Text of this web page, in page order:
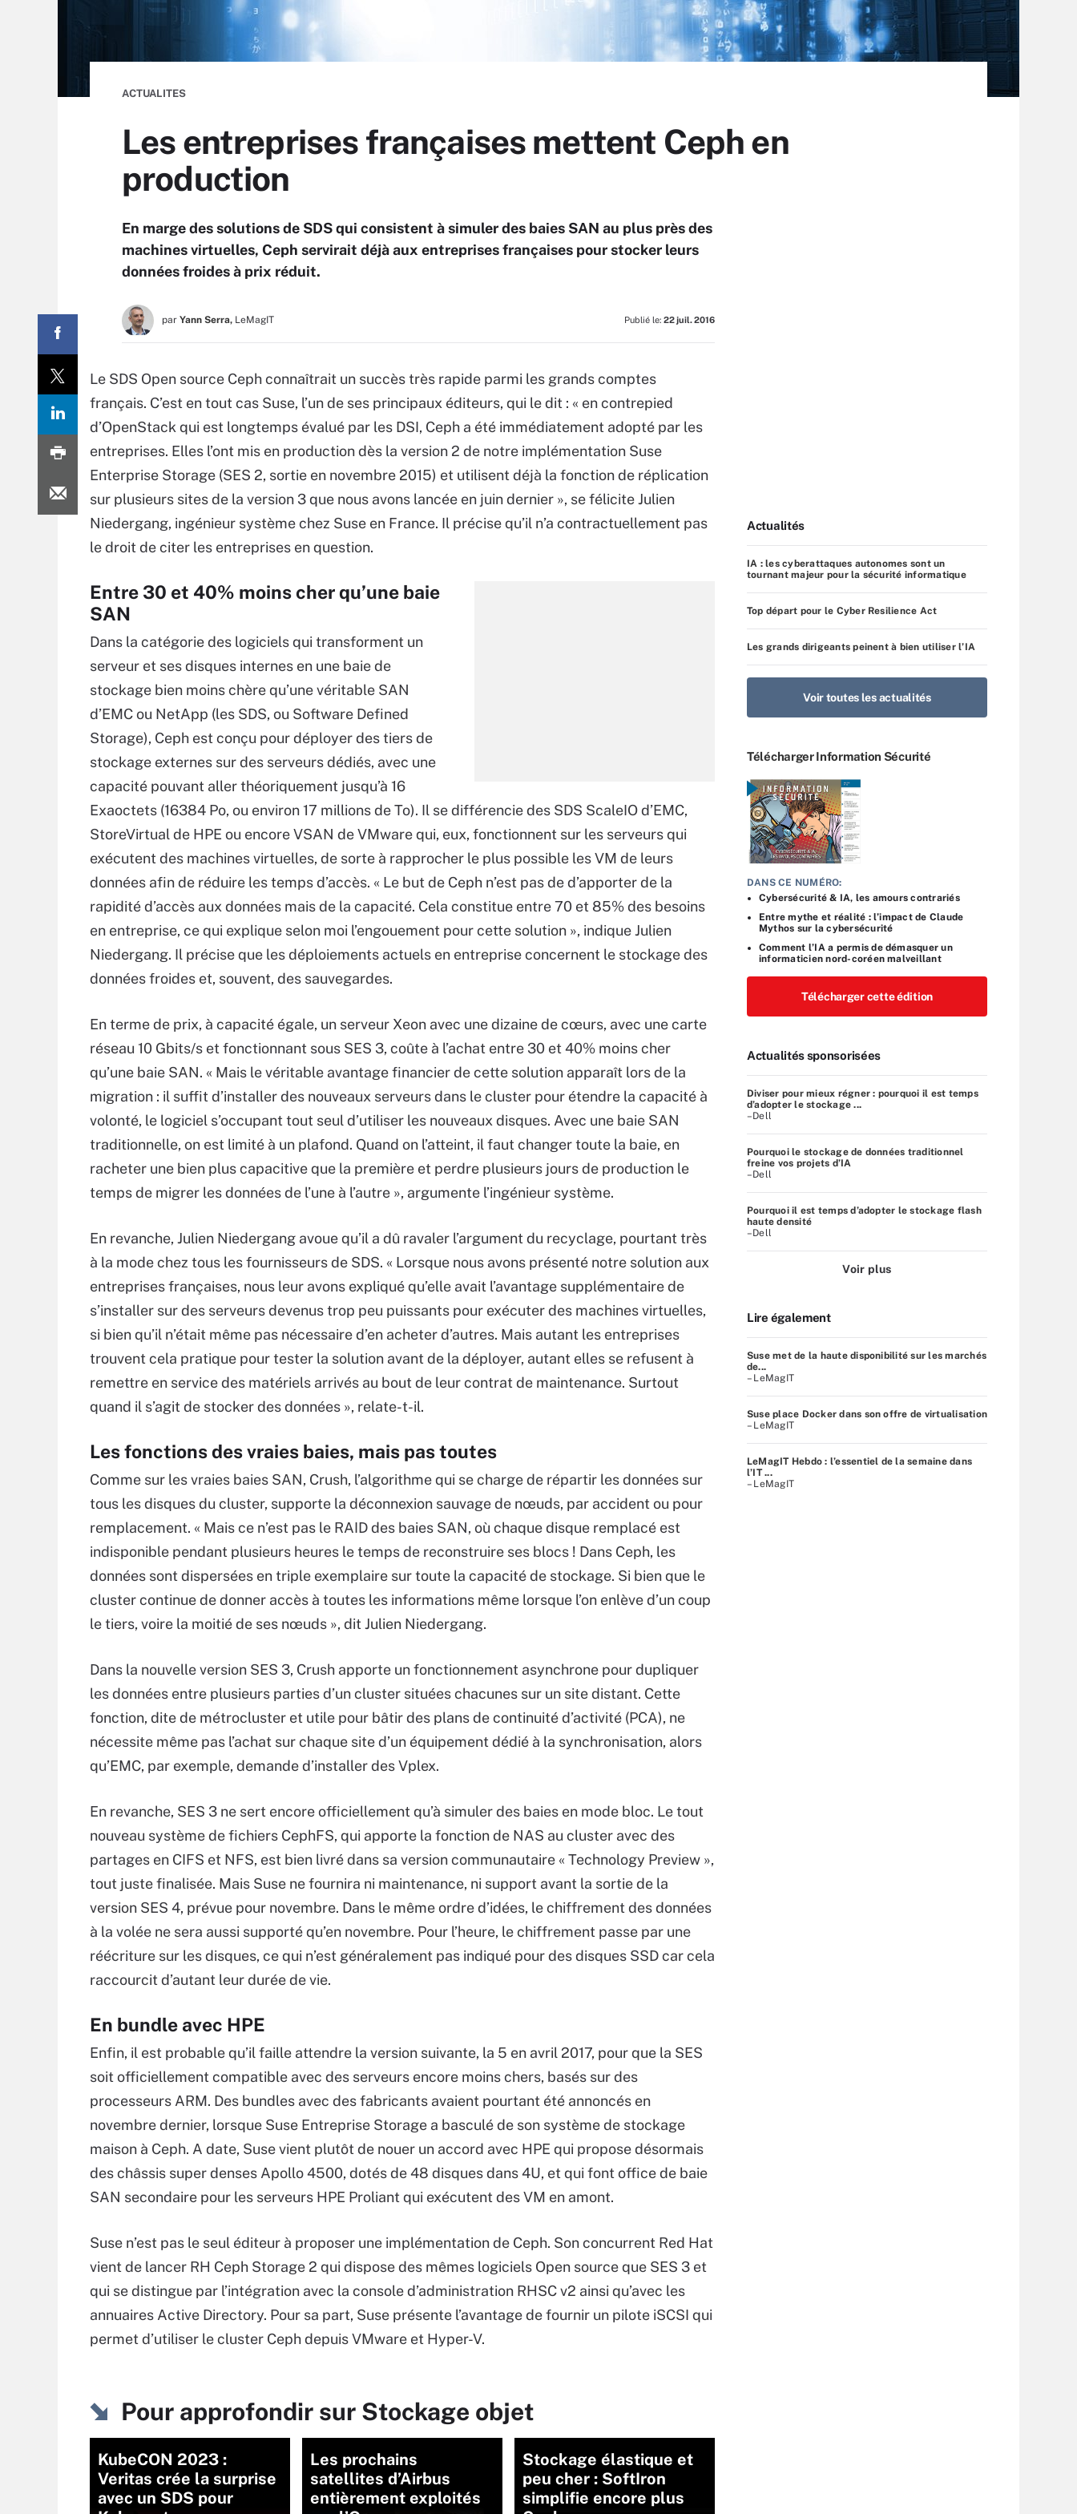
ACTUALITES
Les entreprises françaises mettent Ceph en
production
En marge des solutions de SDS qui consistent à simuler des baies SAN au plus près des
machines virtuelles, Ceph servirait déjà aux entreprises françaises pour stocker leurs
données froides à prix réduit.
par Yann Serra, LeMagIT Publié le: 22 juil. 2016
Le SDS Open source Ceph connaîtrait un succès très rapide parmi les grands comptes
français. C’est en tout cas Suse, l’un de ses principaux éditeurs, qui le dit : « en contrepied
d’OpenStack qui est longtemps évalué par les DSI, Ceph a été immédiatement adopté par les
entreprises. Elles l’ont mis en production dès la version 2 de notre implémentation Suse
Enterprise Storage (SES 2, sortie en novembre 2015) et utilisent déjà la fonction de réplication
sur plusieurs sites de la version 3 que nous avons lancée en juin dernier », se félicite Julien
Niedergang, ingénieur système chez Suse en France. Il précise qu’il n’a contractuellement pas
le droit de citer les entreprises en question.
Entre 30 et 40% moins cher qu’une baie
SAN
Dans la catégorie des logiciels qui transforment un
serveur et ses disques internes en une baie de
stockage bien moins chère qu’une véritable SAN
d’EMC ou NetApp (les SDS, ou Software Defined
Storage), Ceph est conçu pour déployer des tiers de
stockage externes sur des serveurs dédiés, avec une
capacité pouvant aller théoriquement jusqu’à 16
Exaoctets (16384 Po, ou environ 17 millions de To). Il se différencie des SDS ScaleIO d’EMC,
StoreVirtual de HPE ou encore VSAN de VMware qui, eux, fonctionnent sur les serveurs qui
exécutent des machines virtuelles, de sorte à rapprocher le plus possible les VM de leurs
données afin de réduire les temps d’accès. « Le but de Ceph n’est pas de d’apporter de la
rapidité d’accès aux données mais de la capacité. Cela constitue entre 70 et 85% des besoins
en entreprise, ce qui explique selon moi l’engouement pour cette solution », indique Julien
Niedergang. Il précise que les déploiements actuels en entreprise concernent le stockage des
données froides et, souvent, des sauvegardes.
En terme de prix, à capacité égale, un serveur Xeon avec une dizaine de cœurs, avec une carte
réseau 10 Gbits/s et fonctionnant sous SES 3, coûte à l’achat entre 30 et 40% moins cher
qu’une baie SAN. « Mais le véritable avantage financier de cette solution apparaît lors de la
migration : il suffit d’installer des nouveaux serveurs dans le cluster pour étendre la capacité à
volonté, le logiciel s’occupant tout seul d’utiliser les nouveaux disques. Avec une baie SAN
traditionnelle, on est limité à un plafond. Quand on l’atteint, il faut changer toute la baie, en
racheter une bien plus capacitive que la première et perdre plusieurs jours de production le
temps de migrer les données de l’une à l’autre », argumente l’ingénieur système.
En revanche, Julien Niedergang avoue qu’il a dû ravaler l’argument du recyclage, pourtant très
à la mode chez tous les fournisseurs de SDS. « Lorsque nous avons présenté notre solution aux
entreprises françaises, nous leur avons expliqué qu’elle avait l’avantage supplémentaire de
s’installer sur des serveurs devenus trop peu puissants pour exécuter des machines virtuelles,
si bien qu’il n’était même pas nécessaire d’en acheter d’autres. Mais autant les entreprises
trouvent cela pratique pour tester la solution avant de la déployer, autant elles se refusent à
remettre en service des matériels arrivés au bout de leur contrat de maintenance. Surtout
quand il s’agit de stocker des données », relate-t-il.
Les fonctions des vraies baies, mais pas toutes
Comme sur les vraies baies SAN, Crush, l’algorithme qui se charge de répartir les données sur
tous les disques du cluster, supporte la déconnexion sauvage de nœuds, par accident ou pour
remplacement. « Mais ce n’est pas le RAID des baies SAN, où chaque disque remplacé est
indisponible pendant plusieurs heures le temps de reconstruire ses blocs ! Dans Ceph, les
données sont dispersées en triple exemplaire sur toute la capacité de stockage. Si bien que le
cluster continue de donner accès à toutes les informations même lorsque l’on enlève d’un coup
le tiers, voire la moitié de ses nœuds », dit Julien Niedergang.
Dans la nouvelle version SES 3, Crush apporte un fonctionnement asynchrone pour dupliquer
les données entre plusieurs parties d’un cluster situées chacunes sur un site distant. Cette
fonction, dite de métrocluster et utile pour bâtir des plans de continuité d’activité (PCA), ne
nécessite même pas l’achat sur chaque site d’un équipement dédié à la synchronisation, alors
qu’EMC, par exemple, demande d’installer des Vplex.
En revanche, SES 3 ne sert encore officiellement qu’à simuler des baies en mode bloc. Le tout
nouveau système de fichiers CephFS, qui apporte la fonction de NAS au cluster avec des
partages en CIFS et NFS, est bien livré dans sa version communautaire « Technology Preview »,
tout juste finalisée. Mais Suse ne fournira ni maintenance, ni support avant la sortie de la
version SES 4, prévue pour novembre. Dans le même ordre d’idées, le chiffrement des données
à la volée ne sera aussi supporté qu’en novembre. Pour l’heure, le chiffrement passe par une
réécriture sur les disques, ce qui n’est généralement pas indiqué pour des disques SSD car cela
raccourcit d’autant leur durée de vie.
En bundle avec HPE
Enfin, il est probable qu’il faille attendre la version suivante, la 5 en avril 2017, pour que la SES
soit officiellement compatible avec des serveurs encore moins chers, basés sur des
processeurs ARM. Des bundles avec des fabricants avaient pourtant été annoncés en
novembre dernier, lorsque Suse Entreprise Storage a basculé de son système de stockage
maison à Ceph. A date, Suse vient plutôt de nouer un accord avec HPE qui propose désormais
des châssis super denses Apollo 4500, dotés de 48 disques dans 4U, et qui font office de baie
SAN secondaire pour les serveurs HPE Proliant qui exécutent des VM en amont.
Suse n’est pas le seul éditeur à proposer une implémentation de Ceph. Son concurrent Red Hat
vient de lancer RH Ceph Storage 2 qui dispose des mêmes logiciels Open source que SES 3 et
qui se distingue par l’intégration avec la console d’administration RHSC v2 ainsi qu’avec les
annuaires Active Directory. Pour sa part, Suse présente l’avantage de fournir un pilote iSCSI qui
permet d’utiliser le cluster Ceph depuis VMware et Hyper-V.
Pour approfondir sur Stockage objet
KubeCON 2023 :
Veritas crée la surprise
avec un SDS pour
Les prochains
satellites d’Airbus
entièrement exploités
Stockage élastique et
peu cher : SoftIron
simplifie encore plus
Actualités
IA : les cyberattaques autonomes sont un
tournant majeur pour la sécurité informatique
Top départ pour le Cyber Resilience Act
Les grands dirigeants peinent à bien utiliser l’IA
Voir toutes les actualités
Télécharger Information Sécurité
DANS CE NUMÉRO:
Cybersécurité & IA, les amours contrariés
Entre mythe et réalité : l’impact de Claude
Mythos sur la cybersécurité
Comment l’IA a permis de démasquer un
informaticien nord-coréen malveillant
Télécharger cette édition
Actualités sponsorisées
Diviser pour mieux régner : pourquoi il est temps
d’adopter le stockage ...
–Dell
Pourquoi le stockage de données traditionnel
freine vos projets d’IA
–Dell
Pourquoi il est temps d’adopter le stockage flash
haute densité
–Dell
Voir plus
Lire également
Suse met de la haute disponibilité sur les marchés
de...
– LeMagIT
Suse place Docker dans son offre de virtualisation
– LeMagIT
LeMagIT Hebdo : l’essentiel de la semaine dans
l’IT ...
– LeMagIT